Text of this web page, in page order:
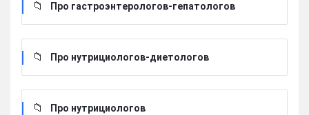
Про гастроэнтерологов-гепатологов
Про нутрициологов-диетологов
Про нутрициологов